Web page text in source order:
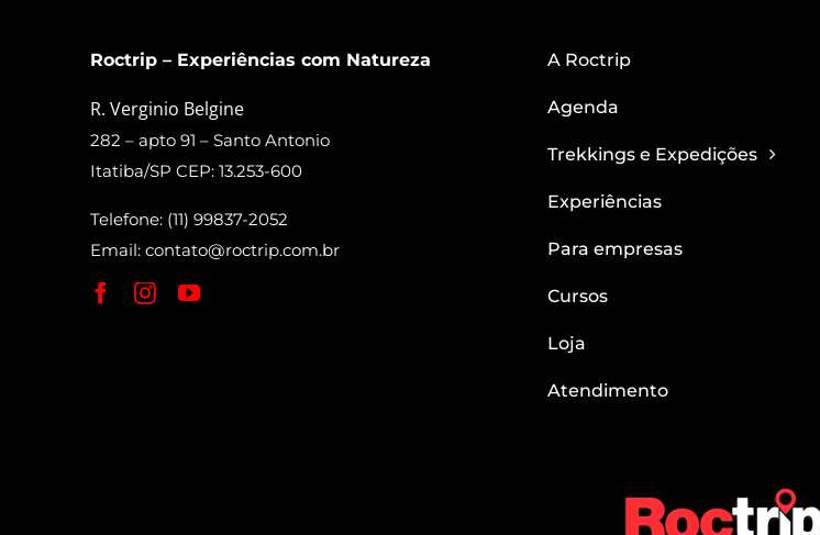
Roctrip – Experiências com Natureza
R. Verginio Belgine
282 – apto 91 – Santo Antonio
Itatiba/SP CEP: 13.253-600
Telefone: (11) 99837-2052
Email: contato@roctrip.com.br
A Roctrip
Agenda
Trekkings e Expedições
Experiências
Para empresas
Cursos
Loja
Atendimento